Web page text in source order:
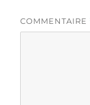
COMMENTAIRE